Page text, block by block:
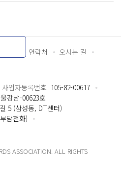
담당자 연락처
오시는 길
사업자등록번호 105-82-00617
강남-00623호
5 (삼성동, DT센터)
담전화)
ASSOCIATION. ALL RIGHTS